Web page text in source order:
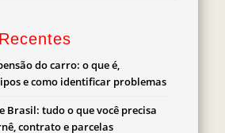
do carro: o que é,
e como identificar problemas
Brasil: tudo o que você precisa
contrato e parcelas